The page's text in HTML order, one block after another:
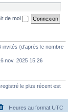
de moi
(d’après le nombre
nov. 2025 15:26
le plus récent est
Heures au format UTC